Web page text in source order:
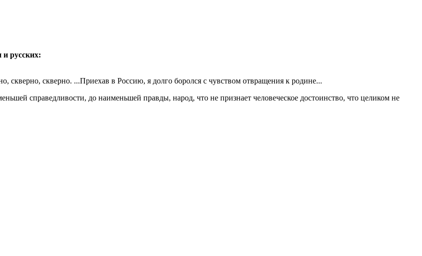
русских:
скверно. ...Приехав в Россию, я долго боролся с чувством отвращения к родине...
справедливости, до наименьшей правды, народ, что не признает человеческое достоинство, что целиком не